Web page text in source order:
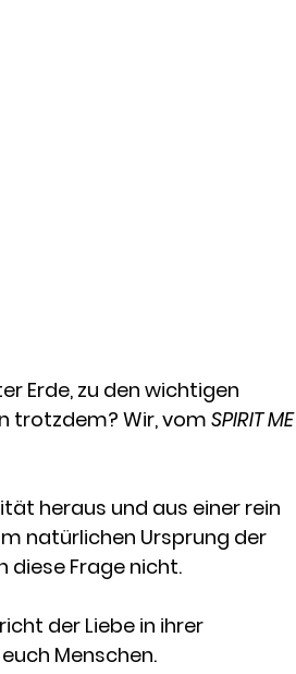
Erde, zu den wichtigen
trotzdem? Wir, vom SPIRIT ME
heraus und aus einer rein
natürlichen Ursprung der
diese Frage nicht.
der Liebe in ihrer
Menschen.